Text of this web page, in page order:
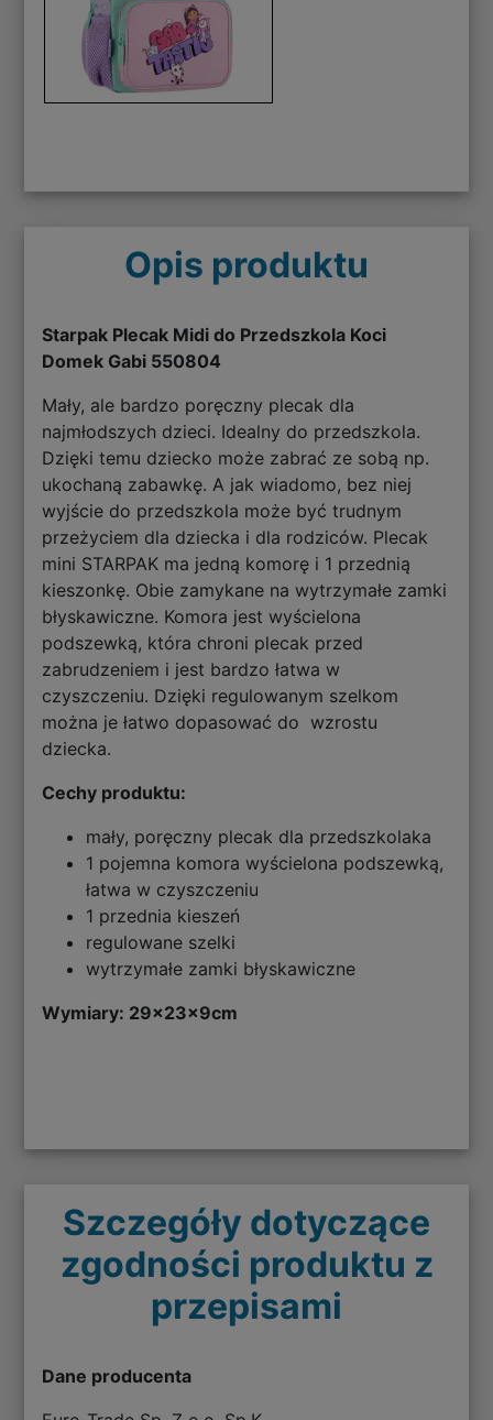
Opis produktu
Starpak Plecak Midi do Przedszkola Koci
Domek Gabi 550804
Mały, ale bardzo poręczny plecak dla
najmłodszych dzieci. Idealny do przedszkola.
Dzięki temu dziecko może zabrać ze sobą np.
ukochaną zabawkę. A jak wiadomo, bez niej
wyjście do przedszkola może być trudnym
przeżyciem dla dziecka i dla rodziców. Plecak
mini STARPAK ma jedną komorę i 1 przednią
kieszonkę. Obie zamykane na wytrzymałe zamki
błyskawiczne. Komora jest wyścielona
podszewką, która chroni plecak przed
zabrudzeniem i jest bardzo łatwa w
czyszczeniu. Dzięki regulowanym szelkom
można je łatwo dopasować do wzrostu
dziecka.
Cechy produktu:
mały, poręczny plecak dla przedszkolaka
1 pojemna komora wyścielona podszewką,
łatwa w czyszczeniu
1 przednia kieszeń
regulowane szelki
wytrzymałe zamki błyskawiczne
Wymiary: 29x23x9cm
Szczegóły dotyczące
zgodności produktu z
przepisami
Dane producenta